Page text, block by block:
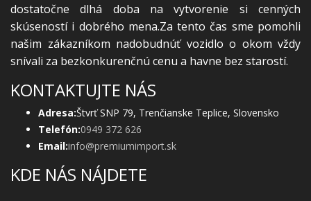
dostatočne dlhá doba na vytvorenie si cenných
skúseností i dobrého mena.Za tento čas sme pomohli
našim zákazníkom nadobudnúť vozidlo o okom vždy
snívali za bezkonkurenčnú cenu a havne bez starostí.
KONTAKTUJTE NÁS
Adresa:Štvrť SNP 79, Trenčianske Teplice, Slovensko
Telefón:0949 372 626
Email:info@premiumimport.sk
KDE NÁS NÁJDETE